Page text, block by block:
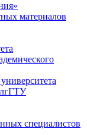
материалов
специалистов